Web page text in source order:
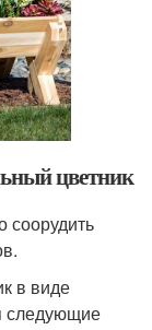
цветник
соорудить
в виде
следующие